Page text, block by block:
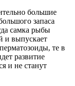
большие
запаса
самка рыбы
и выпускает
те в
развитие
и не станут